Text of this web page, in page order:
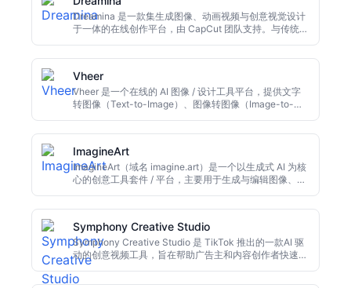
Dreamina 是一款集生成图像、动画视频与创意视觉设计
于一体的在线创作平台，由 CapCut 团队支持。与传统的
频，甚至结合 AI 声音与动画效果，为视觉创作者和内容
生产者提供便捷的创作入口。
Vheer
Vheer 是一个在线的 AI 图像 / 设计工具平台，提供文字
转图像（Text-to-Image）、图像转图像（Image-to-
ImagineArt
ImagineArt（域名 imagine.art）是一个以生成式 AI 为核
心的创意工具套件 / 平台，主要用于生成与编辑图像、视
Symphony Creative Studio
Symphony Creative Studio 是 TikTok 推出的一款AI 驱
动的创意视频工具，旨在帮助广告主和内容创作者快速生
成符合 TikTok 平台风格的原创短视频。